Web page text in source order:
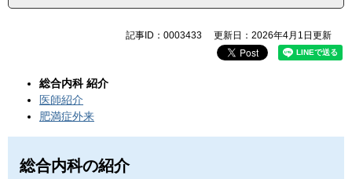
記事ID：0003433 更新日：2026年4月1日更新
総合内科 紹介
医師紹介
肥満症外来
総合内科の紹介